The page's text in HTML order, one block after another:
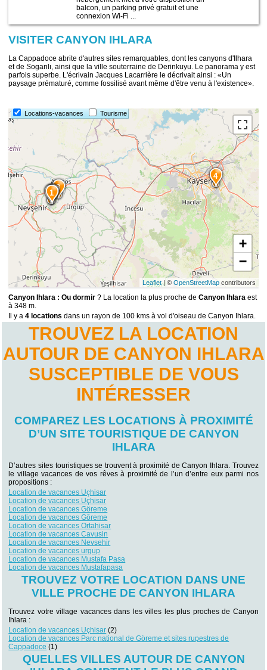
balcon, un parking privé gratuit et une
connexion Wi-Fi ...
VISITER CANYON IHLARA
La Cappadoce abrite d'autres sites remarquables, dont les canyons d'Ilhara
et de Soganlı, ainsi que la ville souterraine de Derinkuyu. Le panorama y est
parfois superbe. L'écrivain Jacques Lacarrière le décrivait ainsi : «Un
paysage prématuré, comme fossilisé avant même d'être venu à l'existence».
Locations-vacances Tourisme
4
3
2
1
+
−
Leaflet| © OpenStreetMapcontributors
Canyon Ihlara : Ou dormir ? La location la plus proche deCanyon Ihlara est
à 348 m.
Il y a4 locations dans un rayon de 100 kms à vol d'oiseau de Canyon Ihlara.
TROUVEZ LA LOCATION
AUTOUR DE CANYON IHLARA
SUSCEPTIBLE DE VOUS
INTÉRESSER
COMPAREZ LES LOCATIONS À PROXIMITÉ
D’UN SITE TOURISTIQUE DE CANYON
IHLARA
D’autres sites touristiques se trouvent à proximité de Canyon Ihlara. Trouvez
le village vacances de vos rêves à proximité de l’un d’entre eux parmi nos
propositions :
Location de vacances Uçhisar
Location de vacances Uçhisar
Location de vacances Göreme
Location de vacances Gôreme
Location de vacances Ortahisar
Location de vacances Cavusin
Location de vacances Nevsehir
Location de vacances urgup
Location de vacances Mustafa Pasa
Location de vacances Mustafapasa
TROUVEZ VOTRE LOCATION DANS UNE
VILLE PROCHE DE CANYON IHLARA
Trouvez votre village vacances dans les villes les plus proches de Canyon
Ihlara :
Location de vacances Uçhisar (2)
Location de vacances Parc national de Göreme et sites rupestres de
Cappadoce (1)
QUELLES VILLES AUTOUR DE CANYON